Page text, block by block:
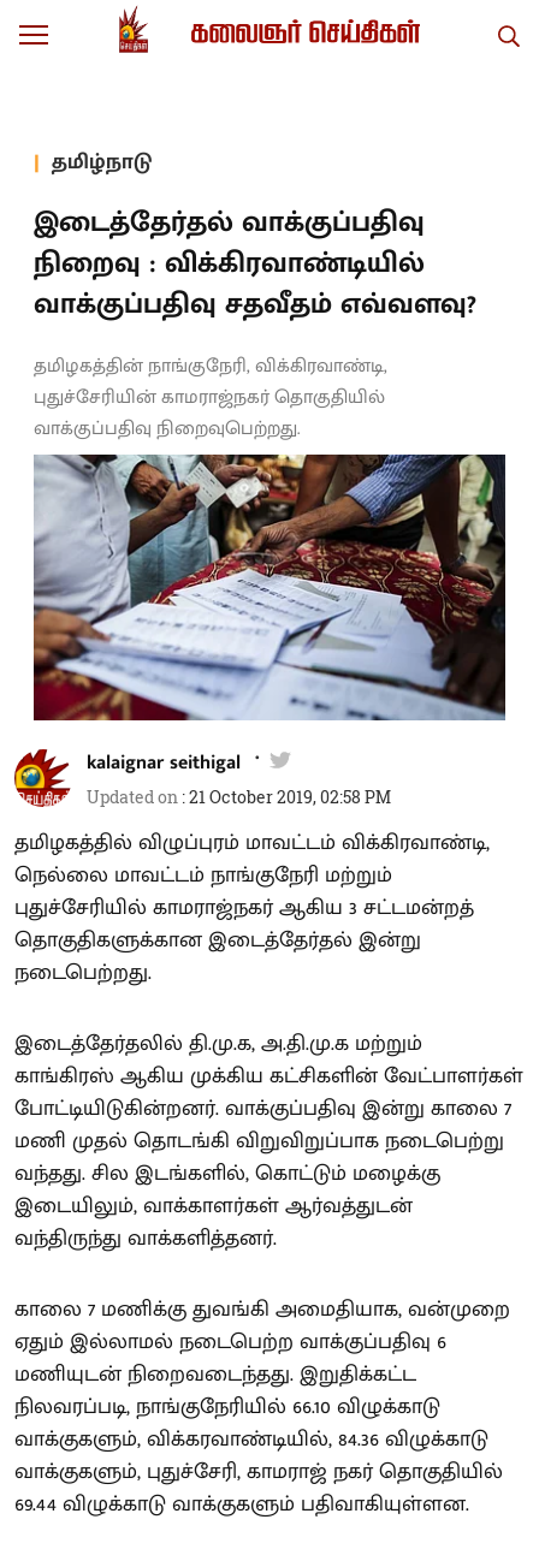
தமிழ்நாடு
இடைத்தேர்தல் வாக்குப்பதிவு
நிறைவு : விக்கிரவாண்டியில்
வாக்குப்பதிவு சதவீதம் எவ்வளவு?
தமிழகத்தின் நாங்குநேரி, விக்கிரவாண்டி,
புதுச்சேரியின் காமராஜ்நகர் தொகுதியில்
வாக்குப்பதிவு நிறைவுபெற்றது.
kalaignar seithigal
Updated on :21 October 2019, 02:58 PM
தமிழகத்தில் விழுப்புரம் மாவட்டம் விக்கிரவாண்டி,
நெல்லை மாவட்டம் நாங்குநேரி மற்றும்
புதுச்சேரியில் காமராஜ்நகர் ஆகிய 3 சட்டமன்றத்
தொகுதிகளுக்கான இடைத்தேர்தல் இன்று
நடைபெற்றது.
இடைத்தேர்தலில் தி.மு.க, அ.தி.மு.க மற்றும்
காங்கிரஸ் ஆகிய முக்கிய கட்சிகளின் வேட்பாளர்கள்
போட்டியிடுகின்றனர். வாக்குப்பதிவு இன்று காலை 7
மணி முதல் தொடங்கி விறுவிறுப்பாக நடைபெற்று
வந்தது. சில இடங்களில், கொட்டும் மழைக்கு
இடையிலும், வாக்காளர்கள் ஆர்வத்துடன்
வந்திருந்து வாக்களித்தனர்.
காலை 7 மணிக்கு துவங்கி அமைதியாக, வன்முறை
ஏதும் இல்லாமல் நடைபெற்ற வாக்குப்பதிவு 6
மணியுடன் நிறைவடைந்தது. இறுதிக்கட்ட
நிலவரப்படி, நாங்குநேரியில் 66.10 விழுக்காடு
வாக்குகளும், விக்கரவாண்டியில், 84.36 விழுக்காடு
வாக்குகளும், புதுச்சேரி, காமராஜ் நகர் தொகுதியில்
69.44 விழுக்காடு வாக்குகளும் பதிவாகியுள்ளன.